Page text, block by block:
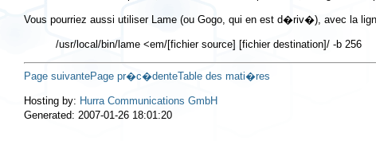
Vous pourriez aussi utiliser Lame (ou Gogo, qui en est d�riv�), avec la
Page suivantePage pr�c�denteTable des mati�res
Hosting by: Hurra Communications GmbH
Generated: 2007-01-26 18:01:20